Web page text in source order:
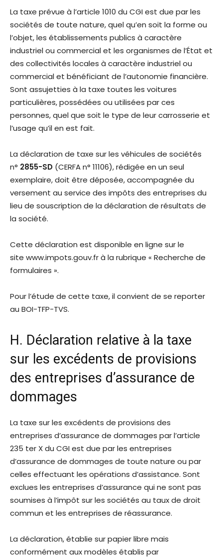
La taxe prévue à l’article 1010 du CGI est due par les
sociétés de toute nature, quel qu’en soit la forme ou
l’objet, les établissements publics à caractère
industriel ou commercial et les organismes de l’État et
des collectivités locales à caractère industriel ou
commercial et bénéficiant de l’autonomie financière.
Sont assujetties à la taxe toutes les voitures
particulières, possédées ou utilisées par ces
personnes, quel que soit le type de leur carrosserie et
l’usage qu’il en est fait.
La déclaration de taxe sur les véhicules de sociétés
n° 2855-SD (CERFA n° 11106), rédigée en un seul
exemplaire, doit être déposée, accompagnée du
versement au service des impôts des entreprises du
lieu de souscription de la déclaration de résultats de
la société.
Cette déclaration est disponible en ligne sur le
site www.impots.gouv.fr à la rubrique « Recherche de
formulaires ».
Pour l’étude de cette taxe, il convient de se reporter
au BOI-TFP-TVS.
H. Déclaration relative à la taxe
sur les excédents de provisions
des entreprises d’assurance de
dommages
La taxe sur les excédents de provisions des
entreprises d’assurance de dommages par l’article
235 ter X du CGI est due par les entreprises
d’assurance de dommages de toute nature ou par
celles effectuant les opérations d’assistance. Sont
exclues les entreprises d’assurance qui ne sont pas
soumises à l’impôt sur les sociétés au taux de droit
commun et les entreprises de réassurance.
La déclaration, établie sur papier libre mais
conformément aux modèles établis par